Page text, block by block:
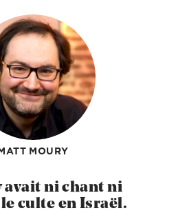
MOURY
avait ni chant ni
culte en Israël.